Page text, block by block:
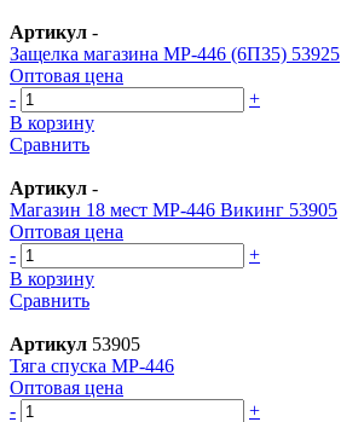
Артикул -
Защелка магазина МР-446 (6П35) 53925
Оптовая цена
-
+
В корзину
Сравнить
Артикул -
Магазин 18 мест МР-446 Викинг 53905
Оптовая цена
-
+
В корзину
Сравнить
Артикул 53905
Тяга спуска МР-446
Оптовая цена
-
+